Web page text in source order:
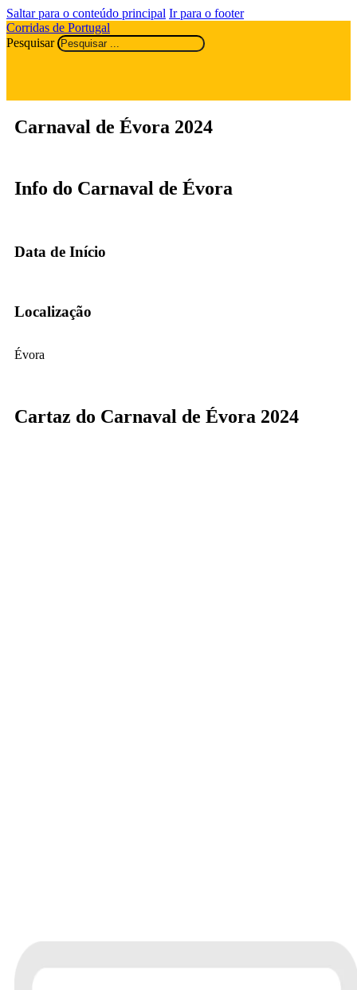
Saltar para o conteúdo principal Ir para o footer
Corridas de Portugal
Pesquisar
Carnaval de Évora 2024
Info do Carnaval de Évora
Data de Início
Localização
Évora
Cartaz do Carnaval de Évora 2024